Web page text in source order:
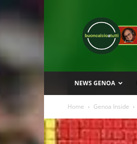
Buon
Calcio
a
Tutti
NEWS GENOA
Home Genoa Inside